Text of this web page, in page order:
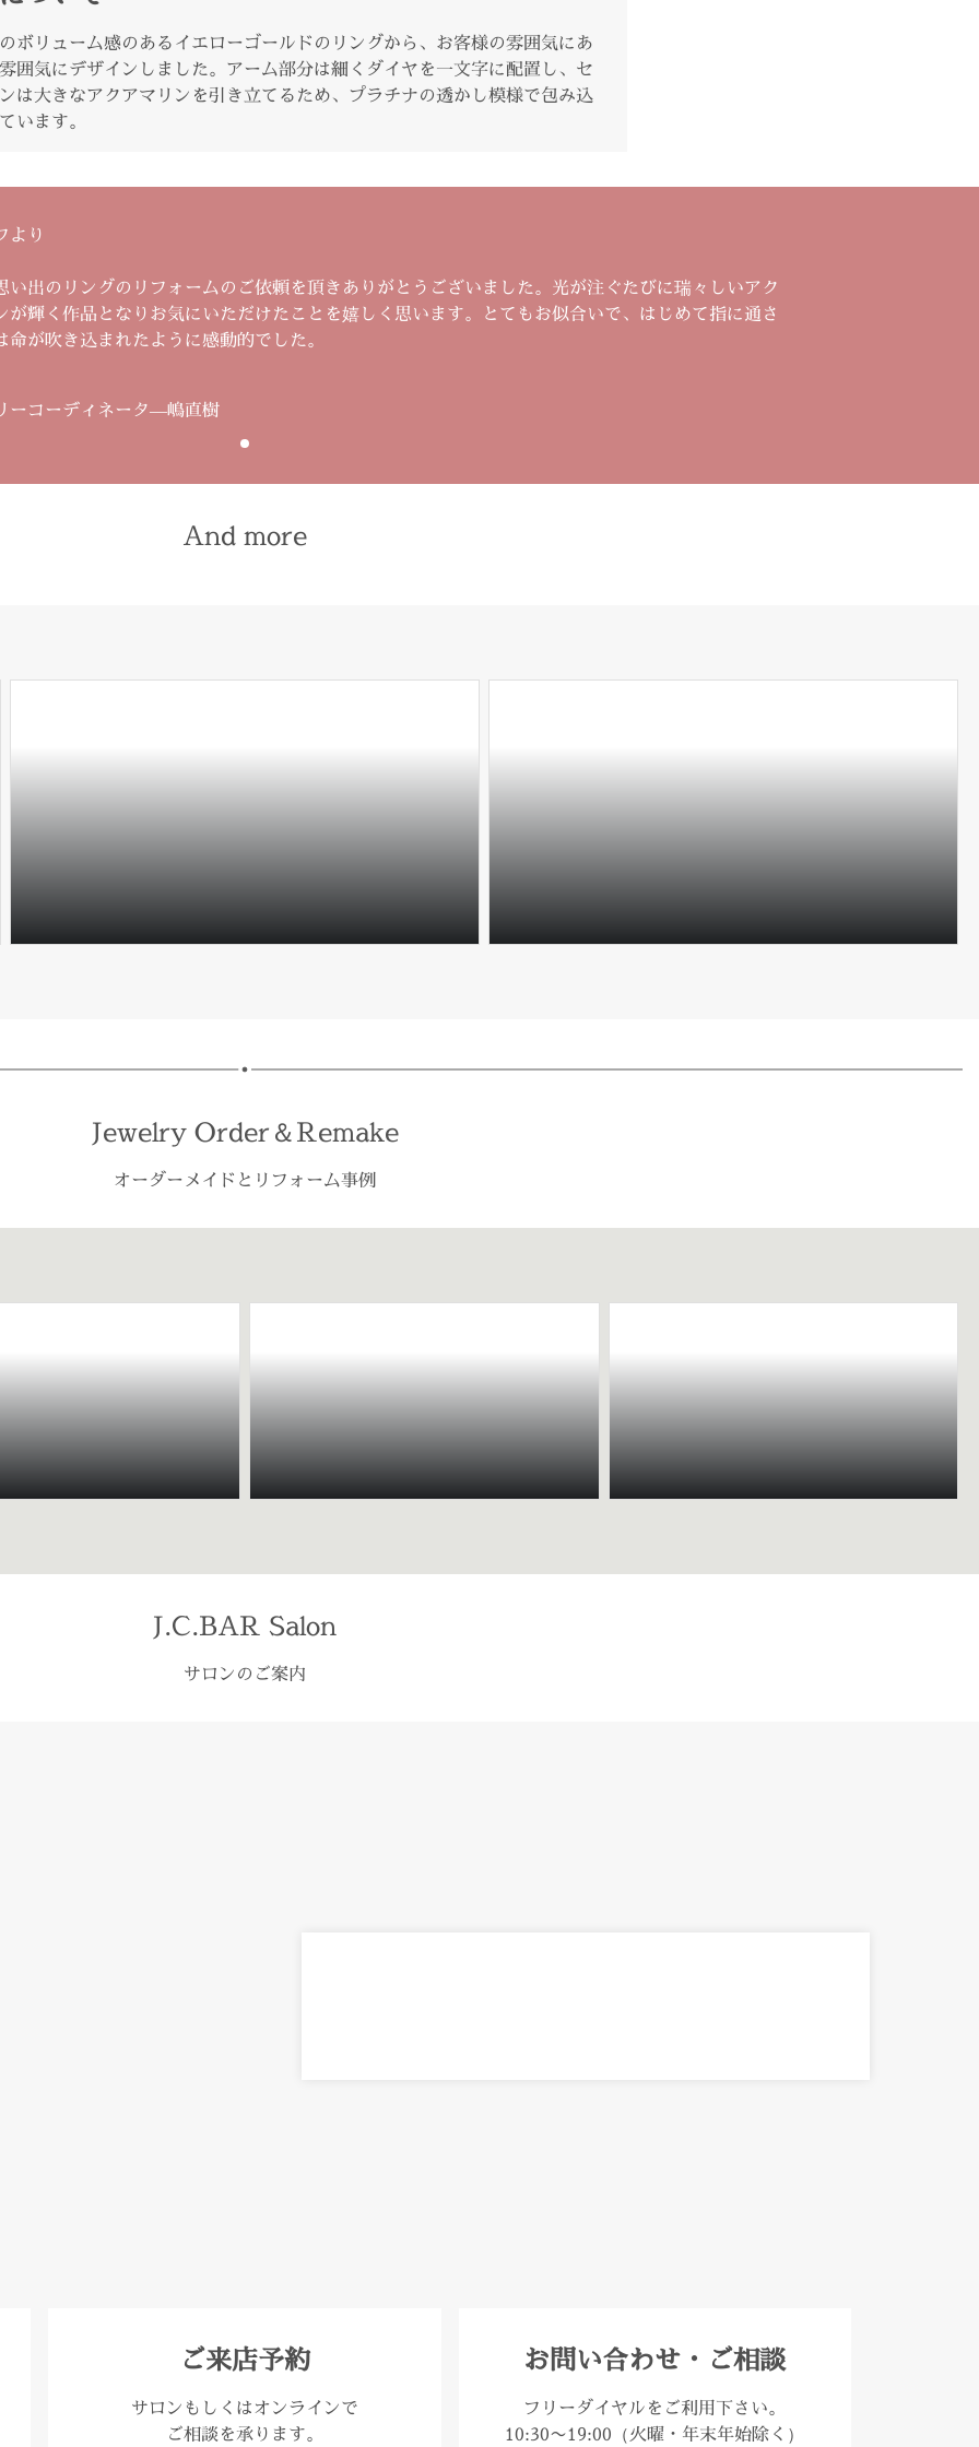
ボリューム感のあるイエローゴールドのリングから、お客様の雰囲気にあ
囲気にデザインしました。アーム部分は細くダイヤを一文字に配置し、セ
は大きなアクアマリンを引き立てるため、プラチナの透かし模様で包み込
います。
より
い出のリングのリフォームのご依頼を頂きありがとうございました。光が注ぐたびに瑞々しいアク
が輝く作品となりお気にいただけたことを嬉しく思います。とてもお似合いで、はじめて指に通さ
命が吹き込まれたように感動的でした。
ーコーディネータ―嶋直樹
And more
Jewelry Order＆Remake
オーダーメイドとリフォーム事例
J.C.BAR Salon
サロンのご案内
ご来店予約
サロンもしくはオンラインで
ご相談を承ります。
お問い合わせ・ご相談
フリーダイヤルをご利用下さい。
10:30〜19:00（火曜・年末年始除く）